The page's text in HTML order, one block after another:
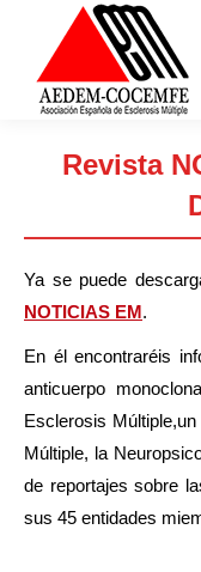
Revista
Ya se puede
NOTICIAS EM.
En él encontraréis
anticuerpo
Esclerosis
Múltiple, la
de reportajes sobre
sus 45 entidades